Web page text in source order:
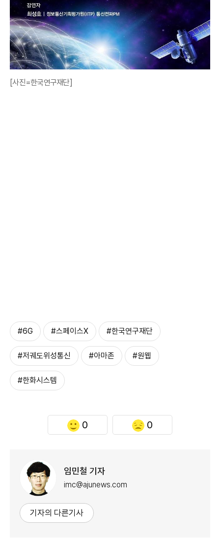
[사진=한국연구재단]
#6G #스페이스X #한국연구재단
#저궤도위성통신 #아마존 #원웹
#한화시스템
0 0
임민철 기자
imc@ajunews.com
기자의 다른기사